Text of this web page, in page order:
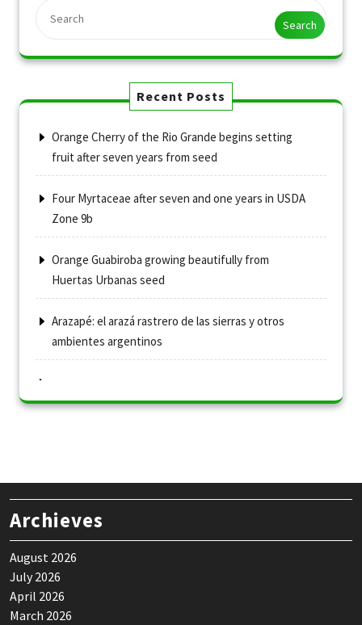
Search
Recent Posts
Orange Cherry of the Rio Grande begins setting
fruit after seven years from seed
Four Myrtaceae after seven and one years in USDA
Zone 9b
Orange Guabiroba growing beautifully from
Huertas Urbanas seed
Arazapé: el arazá rastrero de las sierras y otros
ambientes argentinos
Archieves
August 2026
July 2026
April 2026
March 2026